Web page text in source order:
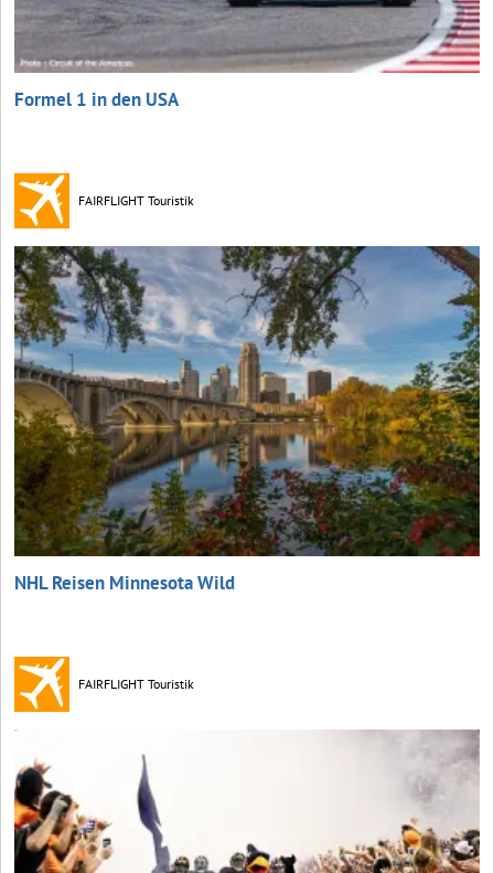
Formel 1 in den USA
FAIRFLIGHT Touristik
NHL Reisen Minnesota Wild
FAIRFLIGHT Touristik